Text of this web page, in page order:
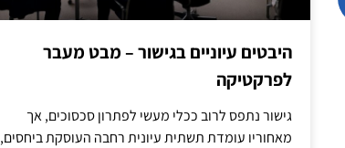
היבטים עיוניים בגישור – מבט מעבר
לפרקטיקה
גישור נתפס לרוב ככלי מעשי לפתרון סכסוכים, אך
מאחוריו עומדת תשתית עיונית רחבה העוסקת ביחסים,